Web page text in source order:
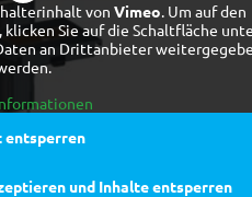
von Vimeo. Um auf den
Sie auf die Schaltfläche
an Drittanbieter
entsperren
und Inhalte entsperren